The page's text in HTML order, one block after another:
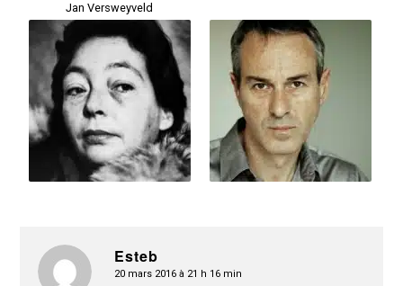
Jan Versweyveld
Esteb
dit
20 mars 2016 à 21 h 16 min